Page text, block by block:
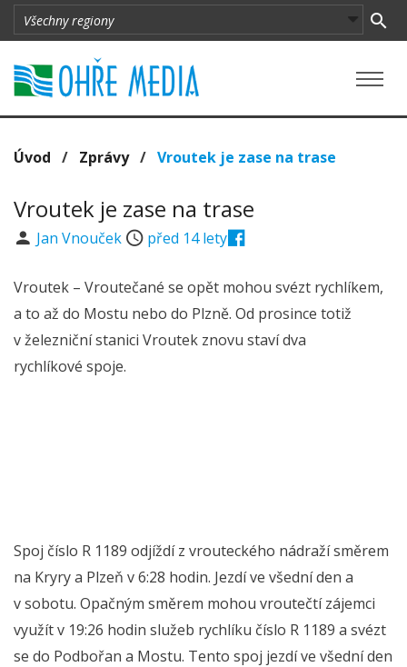
Úvod / Zprávy/ Vroutek je zase na trase
Vroutek je zase na trase
Jan Vnouček před 14 lety
Vroutek – Vroutečané se opět mohou svézt rychlíkem,
a to až do Mostu nebo do Plzně. Od prosince totiž
v železniční stanici Vroutek znovu staví dva
rychlíkové spoje.
Spoj číslo R 1189 odjíždí z vrouteckého nádraží směrem
na Kryry a Plzeň v 6:28 hodin. Jezdí ve všední den a
v sobotu. Opačným směrem mohou vroutečtí zájemci
využít v 19:26 hodin služeb rychlíku číslo R 1189 a svézt
se do Podbořan a Mostu. Tento spoj jezdí ve všední den